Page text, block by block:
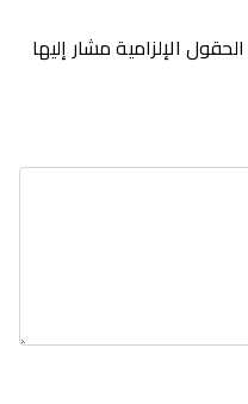
الحقول الإلزامية مشار إليها